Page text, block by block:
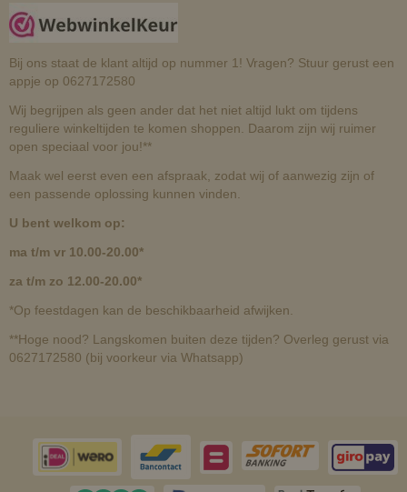
Bij ons staat de klant altijd op nummer 1! Vragen? Stuur gerust een
appje op 0627172580
Wij begrijpen als geen ander dat het niet altijd lukt om tijdens
reguliere winkeltijden te komen shoppen. Daarom zijn wij ruimer
open speciaal voor jou!**
Maak wel eerst even een afspraak, zodat wij of aanwezig zijn of
een passende oplossing kunnen vinden.
U bent welkom op:
ma t/m vr 10.00-20.00*
za t/m zo 12.00-20.00*
*Op feestdagen kan de beschikbaarheid afwijken.
**Hoge nood? Langskomen buiten deze tijden? Overleg gerust via
0627172580 (bij voorkeur via Whatsapp)